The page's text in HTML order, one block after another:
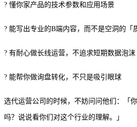
? 懂你家产品的技术参数和应用场景
? 能写出专业的B端内容，而不是空洞的「
? 有耐心做长线运营，不追求短期数据泡沫
? 能帮你做询盘转化，不只是吸引眼球
选代运营公司的时候，不妨问问他们：「
吗？说说看你们对这个行业的理解。」